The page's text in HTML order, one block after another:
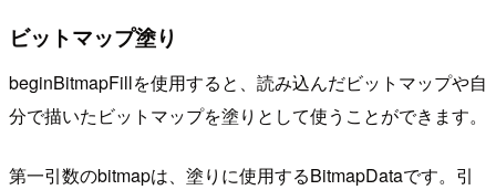
ビットマップ塗り
beginBitmapFillを使用すると、読み込んだビットマップや自
分で描いたビットマップを塗りとして使うことができます。
第一引数のbitmapは、塗りに使用するBitmapDataです。引